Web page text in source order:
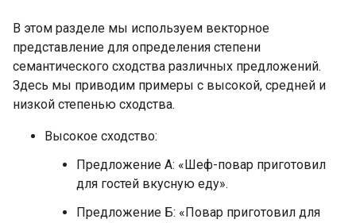
В этом разделе мы используем векторное
представление для определения степени
семантического сходства различных предложений.
Здесь мы приводим примеры с высокой, средней и
низкой степенью сходства.
Высокое сходство:
Предложение А: «Шеф-повар приготовил
для гостей вкусную еду».
Предложение Б: «Повар приготовил для